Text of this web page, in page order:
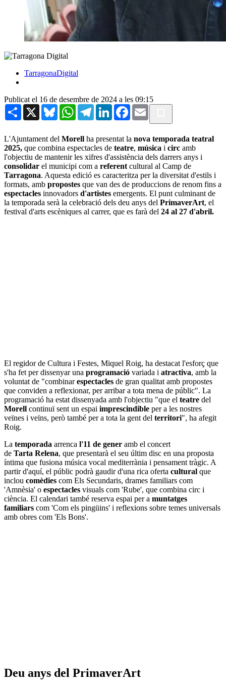
TarragonaDigital
Publicat el 16 de desembre de 2024 a les 09:15
Share X BlueskyWhatsAppTelegramLinkedInFacebook
Email
L'Ajuntament del Morell ha presentat la nova temporada teatral
2025, que combina espectacles de teatre, música i circ amb
l'objectiu de mantenir les xifres d'assistència dels darrers anys i
consolidar el municipi com a referent cultural al Camp de
Tarragona. Aquesta edició es caracteritza per la diversitat d'estils i
formats, amb propostes que van des de produccions de renom fins a
espectacles innovadors d'artistes emergents. El punt culminant de
la temporada serà la celebració dels deu anys del PrimaverArt, el
festival d'arts escèniques al carrer, que es farà del 24 al 27 d'abril.
El regidor de Cultura i Festes, Miquel Roig, ha destacat l'esforç que
s'ha fet per dissenyar una programació variada i atractiva, amb la
voluntat de "combinarespectacles de gran qualitat amb propostes
que conviden a reflexionar, per arribar a tota mena de públic". La
programació ha estat dissenyada amb l'objectiu "que el teatre del
Morell continuï sent un espai imprescindible per a les nostres
veïnes i veïns, però també per a tota la gent del territori", ha afegit
Roig.
La temporada arrenca l'11 de gener amb el concert
de Tarta Relena, que presentarà el seu últim disc en una proposta
íntima que fusiona música vocal mediterrània i pensament tràgic. A
partir d'aquí, el públic podrà gaudir d'una rica oferta cultural que
inclou comèdies com Els Secundaris, drames familiars com
'Amnèsia' o espectacles visuals com 'Rube', que combina circ i
ciència. El calendari també reserva espai per a muntatges
familiars com 'Com els pingüins' i reflexions sobre temes universals
amb obres com 'Els Bons'.
Deu anys del PrimaverArt